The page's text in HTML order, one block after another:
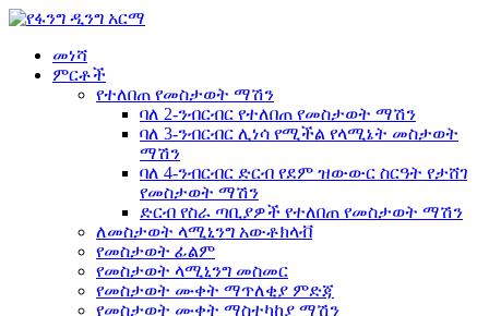
መነሻ
ምርቶች
የተለበጠ የመስታወት ማሽን
ባለ 2-ንብርብር የተለበጠ የመስታወት ማሽን
ባለ 3-ንብርብር ሊነሳ የሚችል የላሚኔት መስታወት
ማሽን
ባለ 4-ንብርብር ድርብ የደም ዝውውር ስርዓት የታሸገ
የመስታወት ማሽን
ድርብ የስራ ጣቢያዎች የተለበጠ የመስታወት ማሽን
ለመስታወት ላሚኒንግ አውቶክላቭ
የመስታወት ፊልም
የመስታወት ላሚኒንግ መስመር
የመስታወት ሙቀት ማጥለቂያ ምድጃ
የመስታወት ሙቀት ማስተካከያ ማሽን